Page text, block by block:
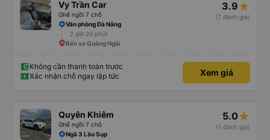
Vy Trần Car
Ghế ngồi 7 chỗ
3.9
(7 đánh giá)
Văn phòng Đà Nẵng
2 giờ 20 phút
Bến xe Quảng Ngãi
Không cần thanh toán trước
Xác nhận chỗ ngay lập tức
Xem giá
Quyên Khiêm
Ghế ngồi 7 chỗ
5.0
(1 đánh giá)
Ngã 3 Lầu Sụp